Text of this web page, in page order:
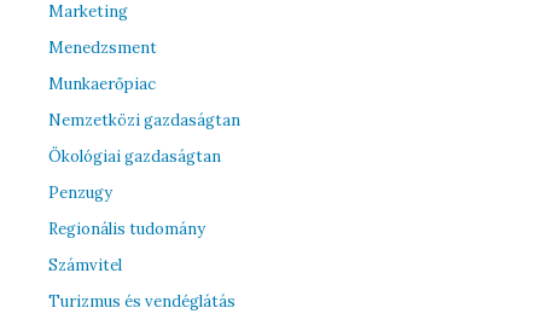
Marketing
Menedzsment
Munkaerőpiac
Nemzetközi gazdaságtan
Ökológiai gazdaságtan
Penzugy
Regionális tudomány
Számvitel
Turizmus és vendéglátás